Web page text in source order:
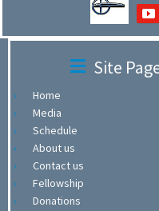
Home
Media
Schedule
About us
Contact us
Fellowship
Donations